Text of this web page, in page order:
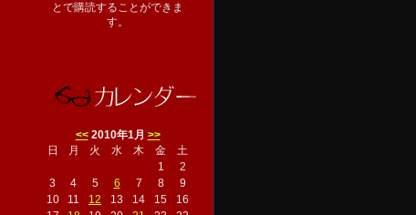
とで購読することができま
す。
<<2010年1月 >>
日
月 火 水 木 金
土
1
2
3
4 5 6 7 8
9
10
11 12 13 14 15
16